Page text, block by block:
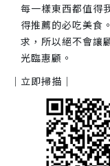
每一樣東西都值得
得推薦的必吃美食
求，所以絕不會讓
光臨惠顧。
｜立即掃描｜